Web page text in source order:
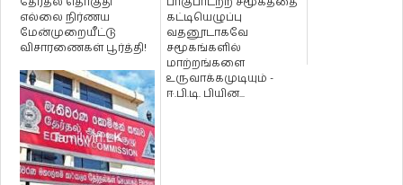
எல்லை நிர்ணய
மேன்முறையீட்டு
விசாரணைகள் பூர்த்தி!
கட்டியெழுப்பு
வதனூடாகவே
சமூகங்களில்
மாற்றங்களை
உருவாக்கமுடியும் -
ஈ.பி.டி. பியின...